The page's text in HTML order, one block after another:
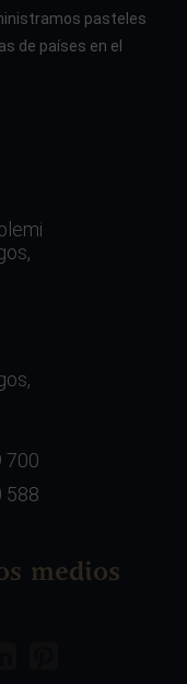
pasteles
de países en el
700
588
medios